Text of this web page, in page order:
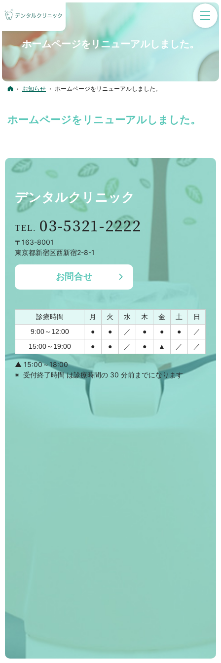
ホームページをリニューアルしました。
ホーム
お知らせ ホームページをリニューアルしました。
ホームページをリニューアルしました。
デンタルクリニック
03-5321-2222
〒163-8001
東京都新宿区西新宿2-8-1
お問合せ
診療時間 月 火 水 木 金 土
日
9:00～12:00
● ● ／ ● ● ●
／
15:00～19:00
● ● ／ ● ▲ ／ ／
▲ 15:00～18:00
受付終了時間 は診療時間の 30 分前までになります